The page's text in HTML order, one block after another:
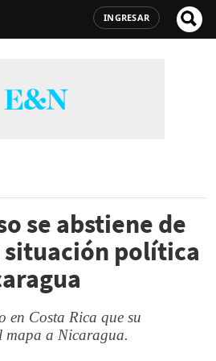
INGRESAR
se abstiene de
política
en Costa Rica que su
mapa a Nicaragua.